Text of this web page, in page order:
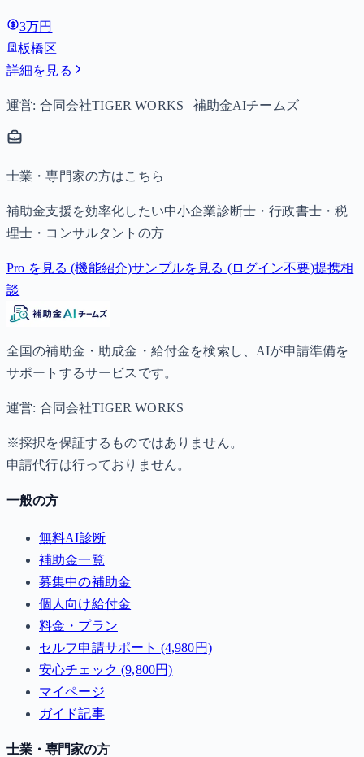
3万円
板橋区
詳細を見る
運営: 合同会社TIGER WORKS | 補助金AIチームズ
士業・専門家の方はこちら
補助金支援を効率化したい中小企業診断士・行政書士・税
理士・コンサルタントの方
Pro を見る (機能紹介)サンプルを見る (ログイン不要)提携相
談
全国の補助金・助成金・給付金を検索し、AIが申請準備を
サポートするサービスです。
運営: 合同会社TIGER WORKS
※採択を保証するものではありません。
申請代行は行っておりません。
一般の方
無料AI診断
補助金一覧
募集中の補助金
個人向け給付金
料金・プラン
セルフ申請サポート (4,980円)
安心チェック (9,800円)
マイページ
ガイド記事
士業・専門家の方